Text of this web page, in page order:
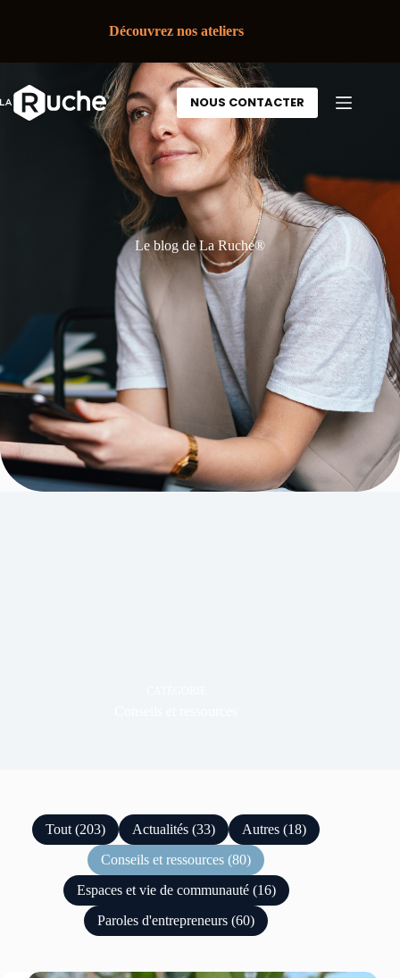
Découvrez nos ateliers
NOUS CONTACTER
Le blog de La Ruche®
Tout (203) Actualités (33)
Autres (18)
Conseils et ressources (80)
Espaces et vie de communauté (16)
Paroles d'entrepreneurs (60)